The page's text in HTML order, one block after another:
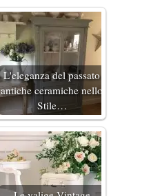
L'eleganza del passato
antiche ceramiche nello
Stile…